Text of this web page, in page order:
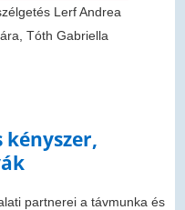
Lerf Andrea
Tóth Gabriella
partnerei a távmunka és